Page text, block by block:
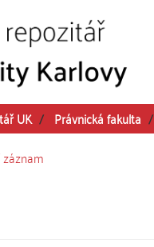
UK Právnická fakulta